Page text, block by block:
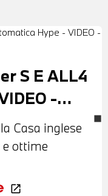
S E ALL4
-
Casa inglese
ottime
open_in_new